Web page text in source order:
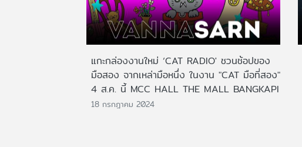
แกะกล่องงานใหม่ ‘CAT RADIO' ชวนช้อปของ
มือสอง จากเหล่ามือหนึ่ง ในงาน "CAT มือที่สอง"
4 ส.ค. นี้ MCC HALL THE MALL BANGKAPI
18 กรกฎาคม 2024